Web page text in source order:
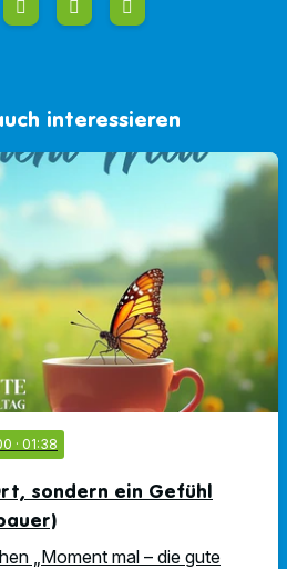
interessieren
· 01:38
sondern ein Gefühl
„Moment mal – die gute